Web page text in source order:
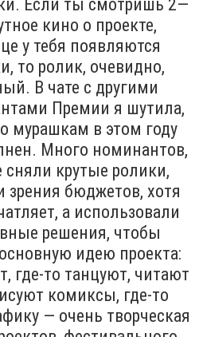
Если ты смотришь 2—
кино о проекте,
у тебя появляются
то ролик, очевидно,
В чате с другими
Премии я шутила,
мурашкам в этом году
Много номинантов,
сняли крутые ролики,
зрения бюджетов, хотя
а использовали
решения, чтобы
идею проекта:
где-то танцуют, читают
комиксы, где-то
— очень творческая